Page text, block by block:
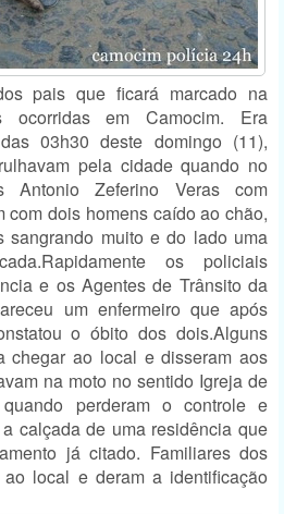
pais que ficará marcado na
ocorridas em Camocim. Era
03h30 deste domingo (11),
pela cidade quando no
Antonio Zeferino Veras com
com dois homens caído ao chão,
sangrando muito e do lado uma
os policiais
e os Agentes de Trânsito da
um enfermeiro que após
o óbito dos dois.Alguns
chegar ao local e disseram aos
na moto no sentido Igreja de
quando perderam o controle e
calçada de uma residência que
já citado. Familiares dos
ao local e deram a identificação